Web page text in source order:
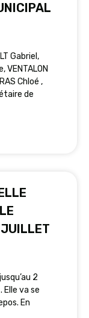
Gabriel,
VENTALON
Chloé ,
de
JUILLET
2
Elle va se
En